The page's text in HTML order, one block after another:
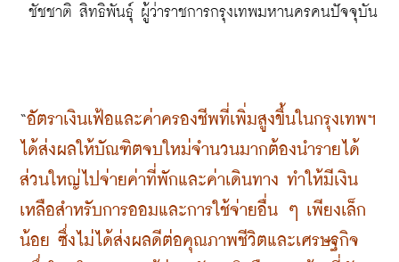
ชัชชาติ สิทธิพันธุ์ ผู้ว่าราชการกรุงเทพมหานครคนปัจจุบัน
“อัตราเงินเฟ้อและค่าครองชีพที่เพิ่มสูงขึ้นในกรุงเทพฯ
ได้ส่งผลให้บัณฑิตจบใหม่จำนวนมากต้องนำรายได้
ส่วนใหญ่ไปจ่ายค่าที่พักและค่าเดินทาง ทำให้มีเงิน
เหลือสำหรับการออมและการใช้จ่ายอื่น ๆ เพียงเล็ก
น้อย ซึ่งไม่ได้ส่งผลดีต่อคุณภาพชีวิตและเศรษฐกิจ